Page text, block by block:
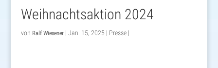
Weihnachtsaktion 2024
von Ralf Wiesener| Jan. 15, 2025 | Presse|